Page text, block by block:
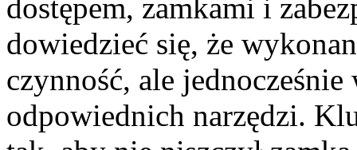
dostępem, zamkami i
dowiedzieć się, że
czynność, ale
odpowiednich narzędzi.